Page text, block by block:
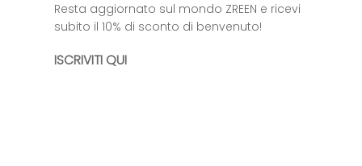
Resta aggiornato sul mondo ZREEN e ricevi
subito il 10% di sconto di benvenuto!
ISCRIVITI QUI